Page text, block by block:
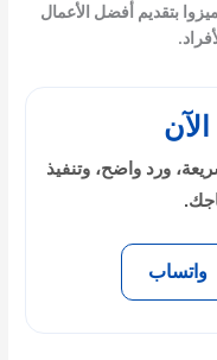
بتقديم أفضل الأعمال
ورد واضح، وتنفيذ
واتساب